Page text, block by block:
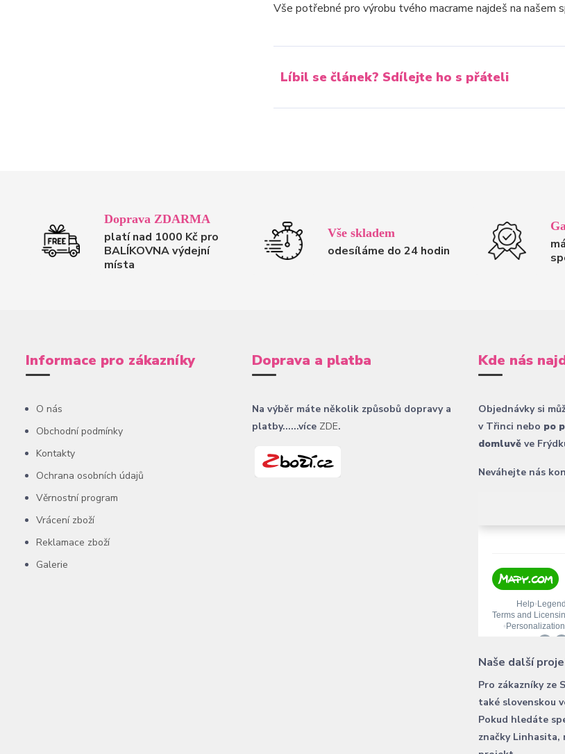
Vše potřebné pro výrobu tvého macrame najdeš na našem
Líbil se článek? Sdílejte ho s přáteli
Doprava ZDARMA
platí nad 1000 Kč pro
BALÍKOVNA výdejní
místa
Vše skladem
odesíláme do 24 hodin
Informace pro zákazníky
O nás
Obchodní podmínky
Kontakty
Ochrana osobních údajů
Věrnostní program
Vrácení zboží
Reklamace zboží
Galerie
Doprava a platba
Na výběr máte několik způsobů dopravy a
platby......více ZDE.
Kde nás
Objednávky si
v Třinci nebo po
domluvě ve
Neváhejte nás
Naše další
Pro zákazníky ze
také slovenskou
Pokud hledáte
značky